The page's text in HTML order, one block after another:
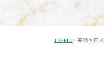
HOME 萎縮性胃